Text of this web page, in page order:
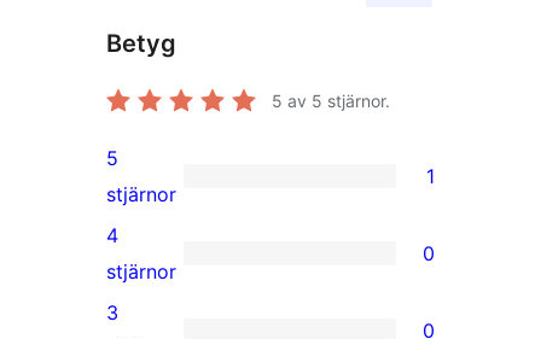
Betyg
5 av 5 stjärnor.
1
5-
stjärnig
recension
5
stjärnor
1
0
4-
4
stjärnor
0
3
0